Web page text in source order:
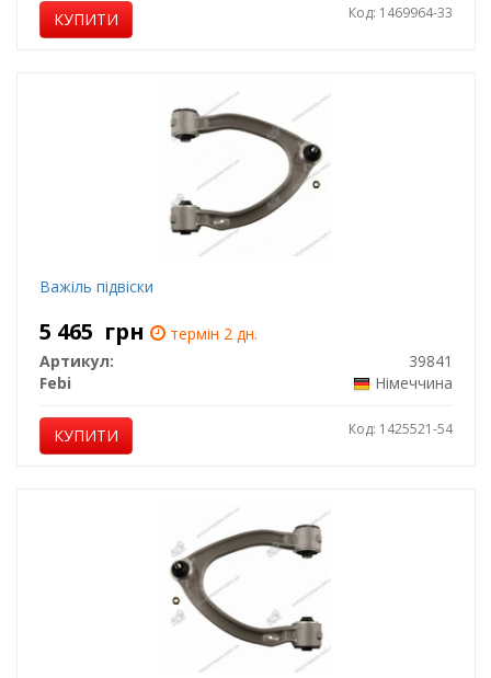
КУПИТИ Код: 1469964-33
Важіль підвіски
5 465 грн
термін 2 дн.
Артикул:
39841
Febi
Німеччина
КУПИТИ Код: 1425521-54